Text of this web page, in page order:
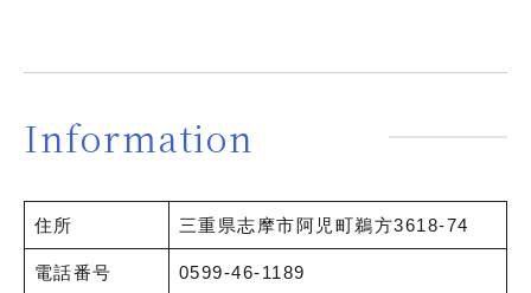
Information
住所 三重県志摩市阿児町鵜方3618-74
電話番号 0599-46-1189